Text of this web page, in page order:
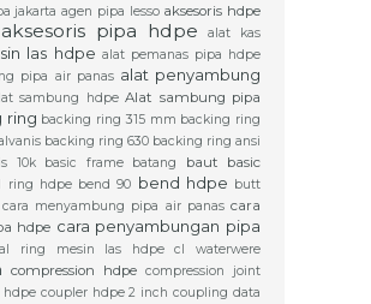
jakarta agen pipa lesso aksesoris hdpe
aksesoris pipa hdpe
alat kas
las hdpe alat pemanas pipa hdpe
pipa air panas alat penyambung
sambung hdpe Alat sambung pipa
ring backing ring 315 mm backing ring
backing ring 630 backing ring ansi
10k
basic frame batang
baut basic
ring hdpe bend 90 bend hdpe butt
cara menyambung pipa air panas cara
hdpe cara penyambungan pipa
ring mesin las hdpe cl waterwere
compression hdpe compression joint
hdpe coupler hdpe 2 inch coupling data